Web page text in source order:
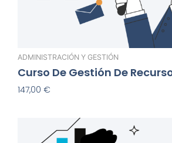
ADMINISTRACIÓN Y GESTIÓN
Curso De Gestión De
147,00 €